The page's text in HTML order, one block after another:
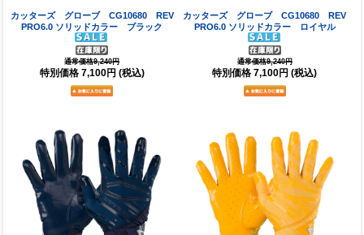
カッターズ グローブ CG10680 REV
PRO6.0 ソリッドカラー ブラック
通常価格9,240円
特別価格 7,100円 (税込)
カッターズ グローブ CG10680 REV
PRO6.0 ソリッドカラー ロイヤル
通常価格9,240円
特別価格 7,100円 (税込)